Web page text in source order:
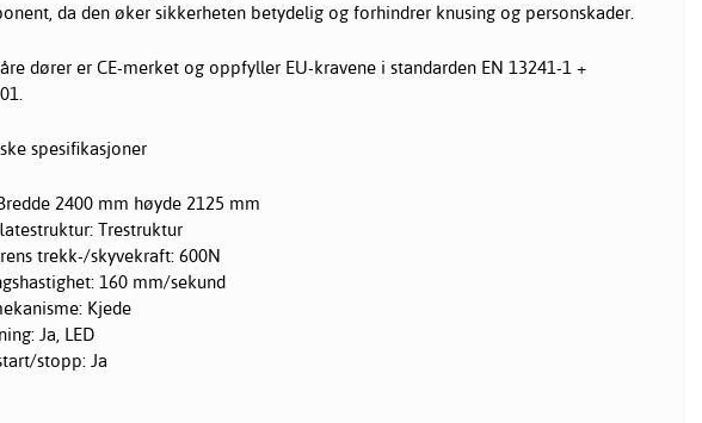
da den øker sikkerheten betydelig og forhindrer knusing og personskader.
dører er CE-merket og oppfyller EU-kravene i standarden EN 13241-1 +
spesifikasjoner
2400 mm høyde 2125 mm
Trestruktur
trekk-/skyvekraft: 600N
160 mm/sekund
Kjede
Ja, LED
stopp: Ja